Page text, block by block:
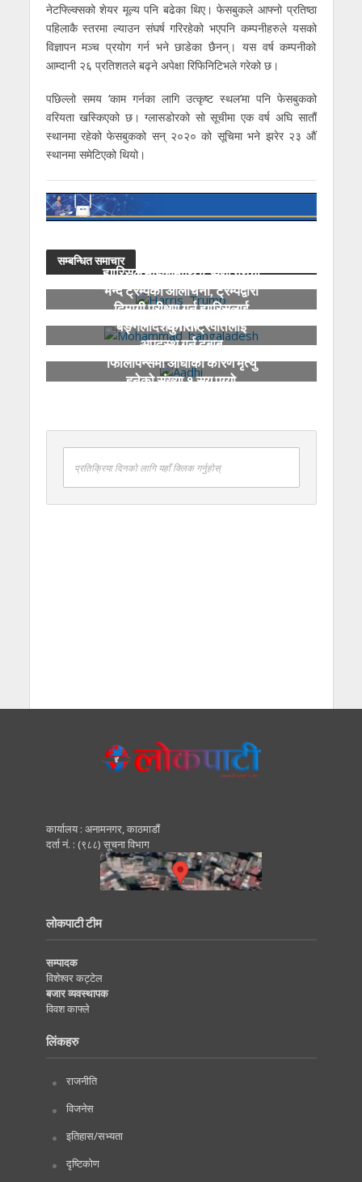
नेटफ्ल्क्सिको शेयर मूल्य पनि बढेका थिए। फेसबुकले आफ्नो प्रतिष्ठा
पहिलाकै स्तरमा ल्याउन संघर्ष गरिरहेको भएपनि कम्पनीहरुले यसको
विज्ञापन मञ्च प्रयोग गर्न भने छाडेका छैनन्। यस वर्ष कम्पनीको
आम्दानी २६ प्रतिशतले बढ्ने अपेक्षा रिफिनिटिभले गरेको छ।
पछिल्लो समय ‘काम गर्नका लागि उत्कृष्ट स्थल’मा पनि फेसबुकको
वरियता खस्किएको छ। ग्लासडोरको सो सूचीमा एक वर्ष अघि सातौं
स्थानमा रहेको फेसबुकको सन् २०२० को सूचिमा भने झरेर २३ औं
स्थानमा समेटिएको थियो।
सम्बन्धित समाचार
ह्यारिसले महिलामाथि टिप्पणी गरेको
भन्दै ट्रम्पको आलोचना, ट्रम्पद्वारा
दिमागी परीक्षण गर्न ह्यारिसलाई
चुनौती
बङ्गलादेशका राष्ट्रपतिलाई
अपदस्थ गर्न दबाब
फिलिपिन्समा आँधीका कारण मृत्यु
हुनेको संख्या १ सय पुग्यो
प्रतिक्रिया दिनको लागि यहाँ क्लिक गर्नुहोस्
कार्यालय : अनामनगर, काठमाडाैं
दर्ता नं. : (९८८) सूचना विभाग
लोकपाटी टीम
सम्पादक
विशेश्वर कट्टेल
बजार व्यवस्थापक
विवश काफ्ले
लिंकहरु
राजनीति
विजनेस
इतिहास/सभ्यता
दृष्टिकोण